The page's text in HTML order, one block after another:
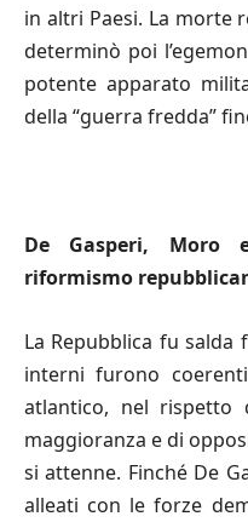
in altri Paesi. La morte
determinò poi
potente apparato
della “guerra fredda”
De Gasperi,
riformismo
La Repubblica fu
interni furono
atlantico, nel rispetto
maggioranza e di
si attenne. Finché De
alleati con le forze